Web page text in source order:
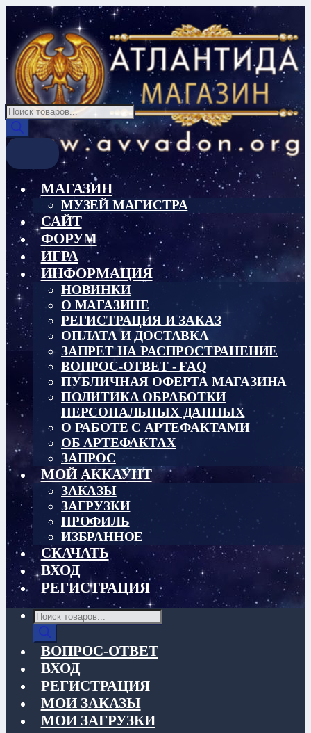
Перейти
навигации
Перейти
содержимому
Поиск
товаров
МАГАЗИН
МУЗЕЙ МАГИСТРА
САЙТ
ФОРУМ
ИГРА
ИНФОРМАЦИЯ
НОВИНКИ
О МАГАЗИНЕ
РЕГИСТРАЦИЯ И ЗАКАЗ
ОПЛАТА И ДОСТАВКА
ЗАПРЕТ НА РАСПРОСТРАНЕНИЕ
ВОПРОС-ОТВЕТ - FAQ
ПУБЛИЧНАЯ ОФЕРТА МАГАЗИНА
ПОЛИТИКА ОБРАБОТКИ
ПЕРСОНАЛЬНЫХ ДАННЫХ
О РАБОТЕ С АРТЕФАКТАМИ
ОБ АРТЕФАКТАХ
ЗАПРОС
МОЙ АККАУНТ
ЗАКАЗЫ
ЗАГРУЗКИ
ПРОФИЛЬ
ИЗБРАННОЕ
СКАЧАТЬ
ВХОД
РЕГИСТРАЦИЯ
Поиск
товаров
ВОПРОС-ОТВЕТ
ВХОД
РЕГИСТРАЦИЯ
МОИ ЗАКАЗЫ
МОИ ЗАГРУЗКИ